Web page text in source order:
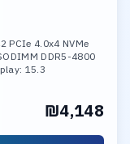
PCIe 4.0x4 NVMe
DDR5-4800
15.3
₪4,148